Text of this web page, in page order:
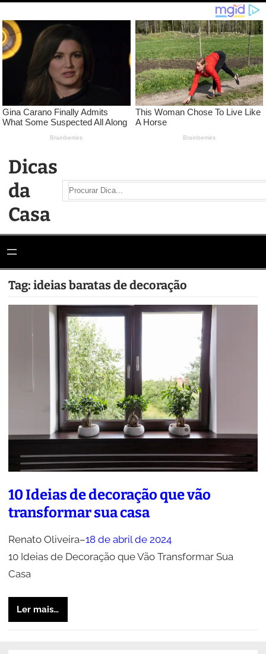
para
o
conteúdo
Dicas
da
Casa
Search
Tag: ideias baratas de decoração
10 Ideias de decoração que vão
transformar sua casa
Renato Oliveira–18 de abril de 2024
10 Ideias de Decoração que Vão Transformar Sua
Casa
Ler mais…